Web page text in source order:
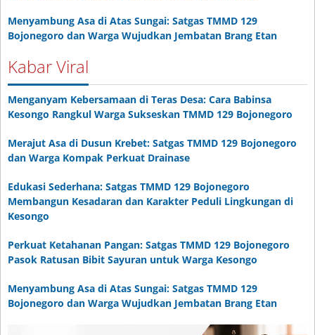
Menyambung Asa di Atas Sungai: Satgas TMMD 129
Bojonegoro dan Warga Wujudkan Jembatan Brang Etan
Kabar Viral
Menganyam Kebersamaan di Teras Desa: Cara Babinsa
Kesongo Rangkul Warga Sukseskan TMMD 129 Bojonegoro
Merajut Asa di Dusun Krebet: Satgas TMMD 129 Bojonegoro
dan Warga Kompak Perkuat Drainase
Edukasi Sederhana: Satgas TMMD 129 Bojonegoro
Membangun Kesadaran dan Karakter Peduli Lingkungan di
Kesongo
Perkuat Ketahanan Pangan: Satgas TMMD 129 Bojonegoro
Pasok Ratusan Bibit Sayuran untuk Warga Kesongo
Menyambung Asa di Atas Sungai: Satgas TMMD 129
Bojonegoro dan Warga Wujudkan Jembatan Brang Etan